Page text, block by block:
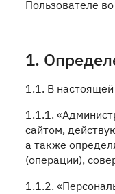
Пользователе
1.
1.1. В
1.1.1.
сайтом,
а также
(операции),
1.1.2.